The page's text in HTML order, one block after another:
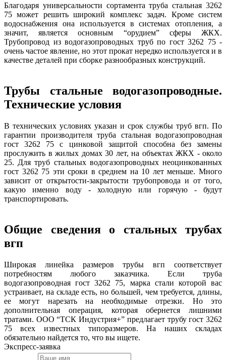
Благодаря универсальности сортамента труба стальная 3262
75 может решить широкий комплекс задач. Кроме систем
водоснабжения она используется в системах отопления, а
значит, является основным “орудием” сферы ЖКХ.
Трубопровод из водогазопроводных труб по гост 3262 75 -
очень частое явление, но этот прокат нередко используется и в
качестве деталей при сборке разнообразных конструкций.
Трубы стальные водогазопроводные.
Технические условия
В технических условиях указан и срок службы труб вгп. По
гарантии производителя труба стальная водогазопроводная
гост 3262 75 с цинковой защитой способна без замены
прослужить в жилых домах 30 лет, на объектах ЖКХ - около
25. Для труб стальных водогазопроводных неоцинкованных
гост 3262 75 эти сроки в среднем на 10 лет меньше. Много
зависит от открытости-закрытости трубопровода и от того,
какую именно воду - холодную или горячую - будут
транспортировать.
Общие сведения о стальных трубах
вгп
Широкая линейка размеров трубы вгп соответствует
потребностям любого заказчика. Если труба
водогазопроводная гост 3262 75, марка стали которой вас
устраивает, на складе есть, но большей, чем требуется, длины,
ее могут нарезать на необходимые отрезки. Но это
дополнительная операция, которая обернется лишними
тратами. ООО “ТСК Индустрия+” предлагает трубу гост 3262
75 всех известных типоразмеров. На наших складах
обязательно найдется то, что вы ищете.
Экспресс-заявка